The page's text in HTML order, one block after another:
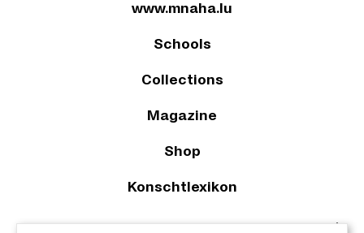
www.mnaha.lu
Schools
Collections
Magazine
Shop
Konschtlexikon
2023 © Le Musée national d’archéologie, d’histoire et d’art |À